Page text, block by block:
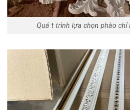
Quá t trình lựa chọn phào chỉ